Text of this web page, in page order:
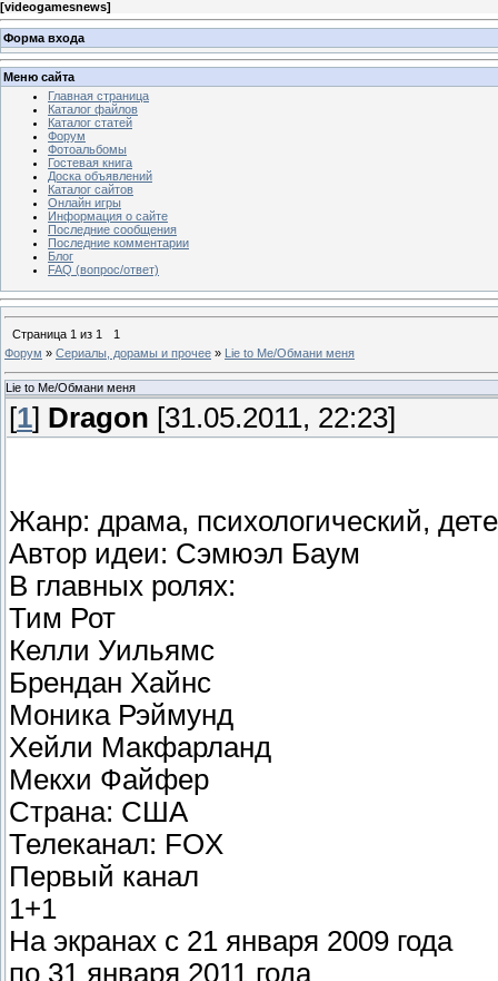
[videogamesnews]
Форма входа
Меню сайта
Главная страница
Каталог файлов
Каталог статей
Форум
Фотоальбомы
Гостевая книга
Доска объявлений
Каталог сайтов
Онлайн игры
Информация о сайте
Последние сообщения
Последние комментарии
Блог
FAQ (вопрос/ответ)
Страница 1 из 1
1
Форум » Сериалы, дорамы и прочее » Lie to Me/Обмани меня
Lie to Me/Обмани меня
[1] Dragon [31.05.2011, 22:23]
Жанр: драма, психологический,
Автор идеи: Сэмюэл Баум
В главных ролях:
Тим Рот
Келли Уильямс
Брендан Хайнс
Моника Рэймунд
Хейли Макфарланд
Мекхи Файфер
Страна: США
Телеканал: FOX
Первый канал
1+1
На экранах с 21 января 2009 года
по 31 января 2011 года